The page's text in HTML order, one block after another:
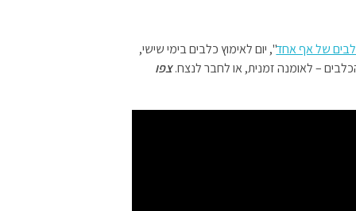
של אף אחד", יום לאימוץ כלבים בימי שישי,
– לאומנה זמנית, או לחבר לנצח.צפו